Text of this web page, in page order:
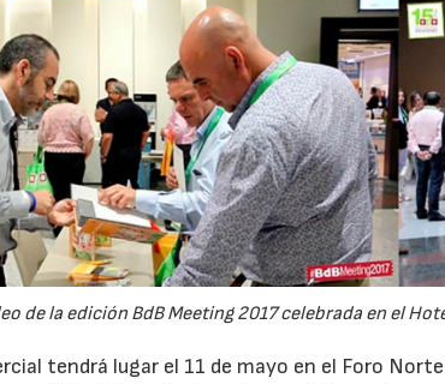
de la edición BdB Meeting 2017 celebrada en el
tendrá lugar el 11 de mayo en el Foro